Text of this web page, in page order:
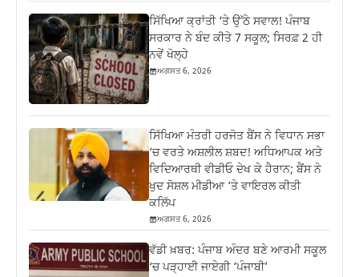
ਸਿੱਖਿਆ ਕ੍ਰਾਂਤੀ ‘ਤੇ ਉੱਠੇ ਸਵਾਲ! ਪੰਜਾਬ
ਸਰਕਾਰ ਨੇ ਬੰਦ ਕੀਤੇ 7 ਸਕੂਲ; ਸਿਰਫ਼ 2 ਹੀ
ਨਵੇਂ ਖੋਲ੍ਹੇ
ਅਗਸਤ 6, 2026
ਸਿੱਖਿਆ ਮੰਤਰੀ ਹਰਜੋਤ ਬੈਂਸ ਨੇ ਵਿਧਾਨ ਸਭਾ
‘ਚ ਵਰਤੇ ਅਸ਼ਲੀਲ ਸ਼ਬਦ! ਅਧਿਆਪਕ ਅਤੇ
ਵਿਦਿਆਰਥੀ ਵੀਡੀਓ ਦੇਖ ਕੇ ਹੈਰਾਨ; ਬੈਂਸ ਨੇ
ਖੁਦ ਸੋਸ਼ਲ ਮੀਡੀਆ ‘ਤੇ ਵਾਇਰਲ ਕੀਤੀ
ਕਲਿੱਪ
ਅਗਸਤ 6, 2026
ਵੱਡੀ ਖ਼ਬਰ: ਪੰਜਾਬ ਅੰਦਰ ਬਣੇ ਆਰਮੀ ਸਕੂਲ
‘ਚ ਪੜ੍ਹਾਈ ਜਾਏਗੀ ‘ਪੰਜਾਬੀ’